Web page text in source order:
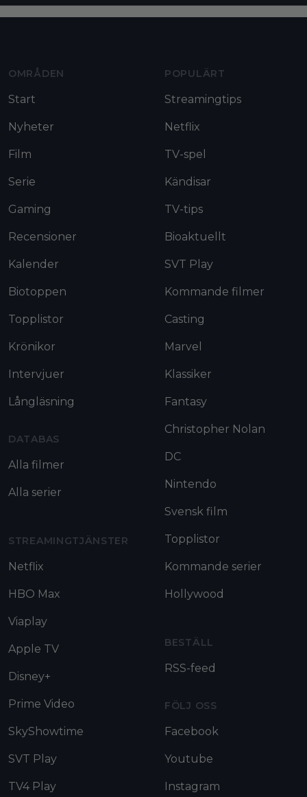
OMRÅDEN
Start
Nyheter
Film
Serie
Gaming
Recensioner
Kalender
Biotoppen
Topplistor
Krönikor
Intervjuer
Långläsning
DATABAS
Alla filmer
Alla serier
STREAMINGTJÄNSTER
Netflix
HBO Max
Viaplay
Apple TV
Disney+
Prime Video
SkyShowtime
SVT Play
TV4 Play
POPULÄRT
Streamingtips
Netflix
TV-spel
Kändisar
TV-tips
Bioaktuellt
SVT Play
Kommande filmer
Casting
Marvel
Klassiker
Fantasy
Christopher Nolan
DC
Nintendo
Svensk film
Topplistor
Kommande serier
Hollywood
BESTÄLL
RSS-feed
FÖLJ OSS
Facebook
Youtube
Instagram